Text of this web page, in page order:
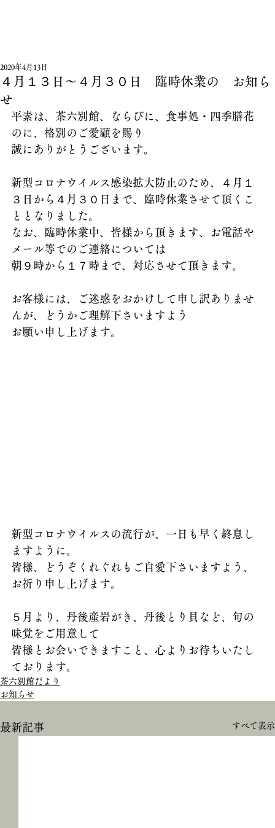
４月１３日～４月３０日 臨時休業の お知ら
せ
2020年4月13日
平素は、茶六別館、ならびに、食事処・四季膳花
のに、格別のご愛顧を賜り
誠にありがとうございます。
新型コロナウイルス感染拡大防止のため、４月１
３日から４月３０日まで、臨時休業させて頂くこ
ととなりました。
なお、臨時休業中、皆様から頂きます、お電話や
メール等でのご連絡については
朝９時から１７時まで、対応させて頂きます。
お客様には、ご迷惑をおかけして申し訳ありませ
んが、どうかご理解下さいますよう
お願い申し上げます。
新型コロナウイルスの流行が、一日も早く終息し
ますように。
皆様、どうぞくれぐれもご自愛下さいますよう、
お祈り申し上げます。
５月より、丹後産岩がき、丹後とり貝など、旬の
味覚をご用意して
皆様とお会いできますこと、心よりお待ちいたし
ております。
茶六別館だより
お知らせ
最新記事 すべて表示